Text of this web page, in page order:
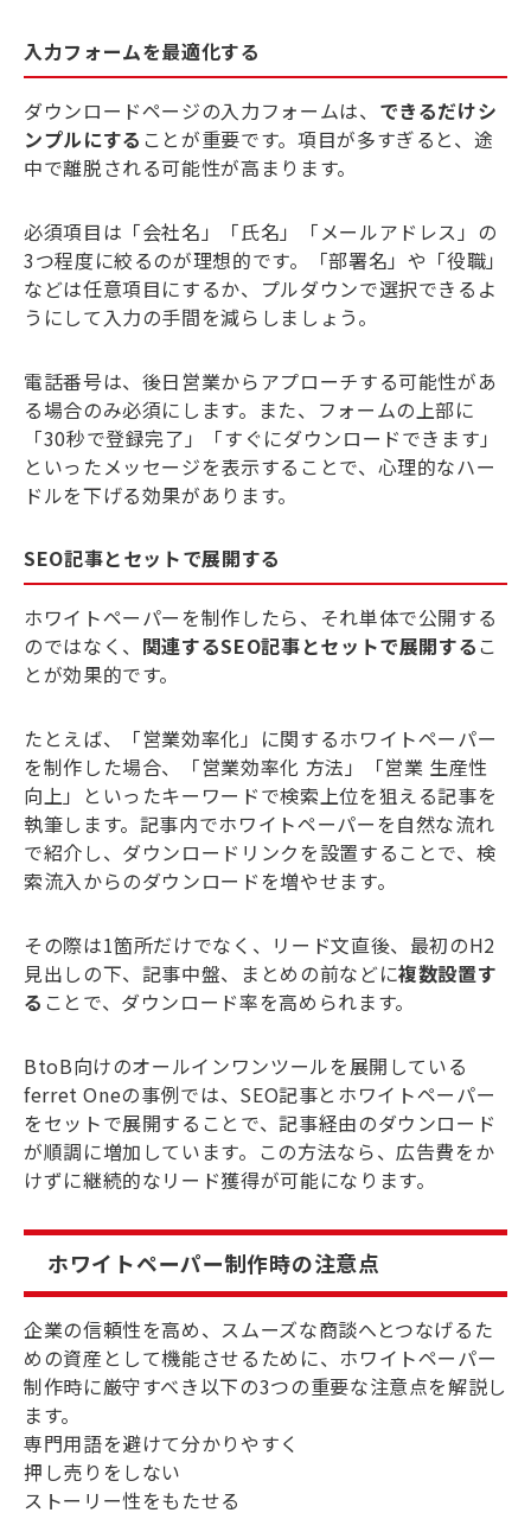
入力フォームを最適化する
ダウンロードページの入力フォームは、 できるだけシ
ンプルにする ことが重要です。項目が多すぎると、途
中で離脱される可能性が高まります。
必須項目は「会社名」「氏名」「メールアドレス」の
3つ程度に絞るのが理想的です。「部署名」や「役職」
などは任意項目にするか、プルダウンで選択できるよ
うにして入力の手間を減らしましょう。
電話番号は、後日営業からアプローチする可能性があ
る場合のみ必須にします。また、フォームの上部に
「30秒で登録完了」「すぐにダウンロードできます」
といったメッセージを表示することで、心理的なハー
ドルを下げる効果があります。
SEO記事とセットで展開する
ホワイトペーパーを制作したら、それ単体で公開する
のではなく、 関連するSEO記事とセットで展開する こ
とが効果的です。
たとえば、「営業効率化」に関するホワイトペーパー
を制作した場合、「営業効率化 方法」「営業 生産性
向上」といったキーワードで検索上位を狙える記事を
執筆します。記事内でホワイトペーパーを自然な流れ
で紹介し、ダウンロードリンクを設置することで、検
索流入からのダウンロードを増やせます。
その際は1箇所だけでなく、リード文直後、最初のH2
見出しの下、記事中盤、まとめの前などに複数設置す
る ことで、ダウンロード率を高められます。
BtoB向けのオールインワンツールを展開している
ferret Oneの事例では、SEO記事とホワイトペーパー
をセットで展開することで、記事経由のダウンロード
が順調に増加しています。この方法なら、広告費をか
けずに継続的なリード獲得が可能になります。
ホワイトペーパー制作時の注意点
企業の信頼性を高め、スムーズな商談へとつなげるた
めの資産として機能させるために、ホワイトペーパー
制作時に厳守すべき以下の3つの重要な注意点を解説し
ます。
専門用語を避けて分かりやすく
押し売りをしない
ストーリー性をもたせる